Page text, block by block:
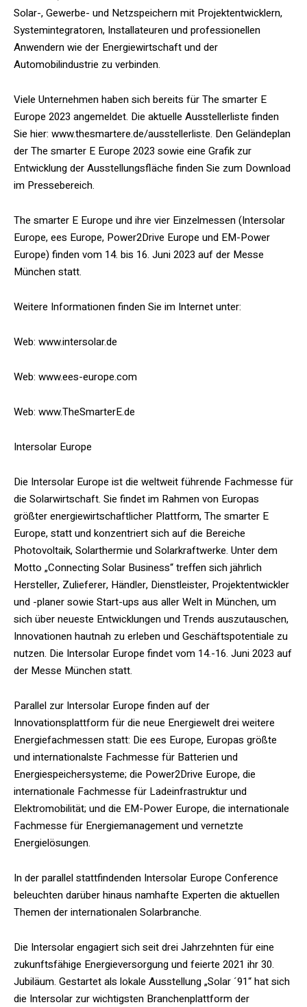
Solar-, Gewerbe- und Netzspeichern mit Projektentwicklern,
Systemintegratoren, Installateuren und professionellen
Anwendern wie der Energiewirtschaft und der
Automobilindustrie zu verbinden.
Viele Unternehmen haben sich bereits für The smarter E
Europe 2023 angemeldet. Die aktuelle Ausstellerliste finden
Sie hier: www.thesmartere.de/ausstellerliste. Den Geländeplan
der The smarter E Europe 2023 sowie eine Grafik zur
Entwicklung der Ausstellungsfläche finden Sie zum Download
im Pressebereich.
The smarter E Europe und ihre vier Einzelmessen (Intersolar
Europe, ees Europe, Power2Drive Europe und EM-Power
Europe) finden vom 14. bis 16. Juni 2023 auf der Messe
München statt.
Weitere Informationen finden Sie im Internet unter:
Web: www.intersolar.de
Web: www.ees-europe.com
Web: www.TheSmarterE.de
Intersolar Europe
Die Intersolar Europe ist die weltweit führende Fachmesse für
die Solarwirtschaft. Sie findet im Rahmen von Europas
größter energiewirtschaftlicher Plattform, The smarter E
Europe, statt und konzentriert sich auf die Bereiche
Photovoltaik, Solarthermie und Solarkraftwerke. Unter dem
Motto „Connecting Solar Business“ treffen sich jährlich
Hersteller, Zulieferer, Händler, Dienstleister, Projektentwickler
und -planer sowie Start-ups aus aller Welt in München, um
sich über neueste Entwicklungen und Trends auszutauschen,
Innovationen hautnah zu erleben und Geschäftspotentiale zu
nutzen. Die Intersolar Europe findet vom 14.-16. Juni 2023 auf
der Messe München statt.
Parallel zur Intersolar Europe finden auf der
Innovationsplattform für die neue Energiewelt drei weitere
Energiefachmessen statt: Die ees Europe, Europas größte
und internationalste Fachmesse für Batterien und
Energiespeichersysteme; die Power2Drive Europe, die
internationale Fachmesse für Ladeinfrastruktur und
Elektromobilität; und die EM-Power Europe, die internationale
Fachmesse für Energiemanagement und vernetzte
Energielösungen.
In der parallel stattfindenden Intersolar Europe Conference
beleuchten darüber hinaus namhafte Experten die aktuellen
Themen der internationalen Solarbranche.
Die Intersolar engagiert sich seit drei Jahrzehnten für eine
zukunftsfähige Energieversorgung und feierte 2021 ihr 30.
Jubiläum. Gestartet als lokale Ausstellung „Solar ´91“ hat sich
die Intersolar zur wichtigsten Branchenplattform der